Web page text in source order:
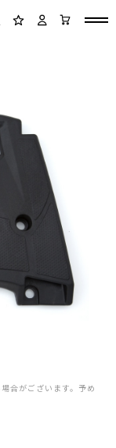
合がございます。予め